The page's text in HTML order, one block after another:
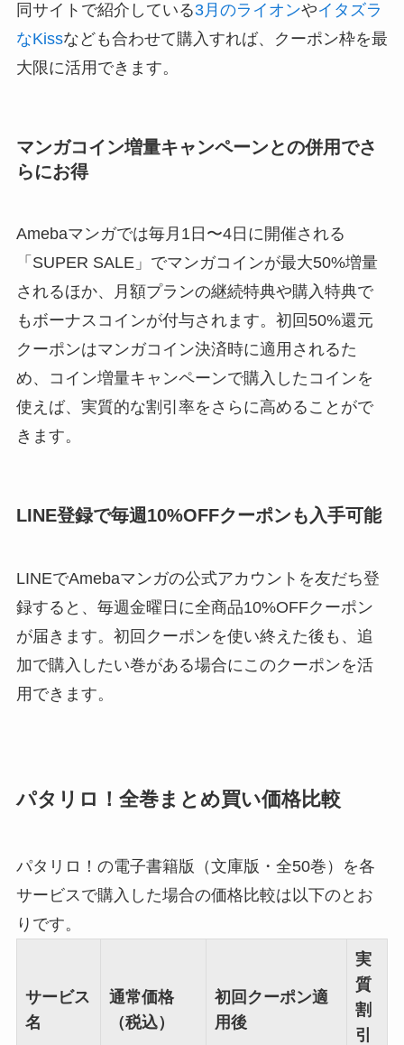
同サイトで紹介している3月のライオンやイタズラ
なKissなども合わせて購入すれば、クーポン枠を最
大限に活用できます。
マンガコイン増量キャンペーンとの併用でさ
らにお得
Amebaマンガでは毎月1日〜4日に開催される
「SUPER SALE」でマンガコインが最大50%増量
されるほか、月額プランの継続特典や購入特典で
もボーナスコインが付与されます。初回50%還元
クーポンはマンガコイン決済時に適用されるた
め、コイン増量キャンペーンで購入したコインを
使えば、実質的な割引率をさらに高めることがで
きます。
LINE登録で毎週10%OFFクーポンも入手可能
LINEでAmebaマンガの公式アカウントを友だち登
録すると、毎週金曜日に全商品10%OFFクーポン
が届きます。初回クーポンを使い終えた後も、追
加で購入したい巻がある場合にこのクーポンを活
用できます。
パタリロ！全巻まとめ買い価格比較
パタリロ！の電子書籍版（文庫版・全50巻）を各
サービスで購入した場合の価格比較は以下のとお
りです。
サービス
名
通常価格
（税込）
初回クーポン適
用後
実
質
割
引